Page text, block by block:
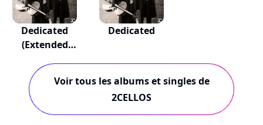
Dedicated
(Extended
Dedicated
Voir tous les albums et singles de
2CELLOS